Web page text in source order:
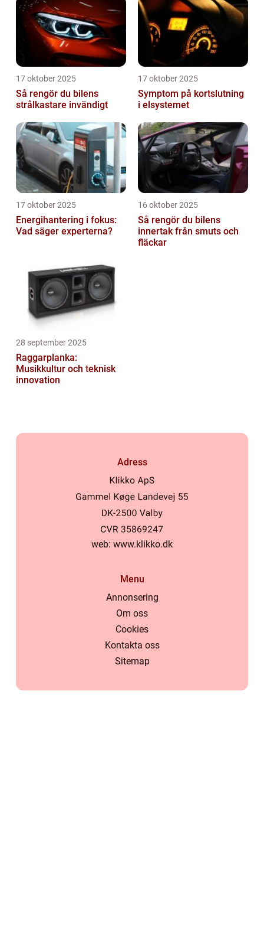
17 oktober 2025
Så rengör du bilens
strålkastare invändigt
17 oktober 2025
Symptom på kortslutning
i elsystemet
17 oktober 2025
Energihantering i fokus:
Vad säger experterna?
16 oktober 2025
Så rengör du bilens
innertak från smuts och
fläckar
28 september 2025
Raggarplanka:
Musikkultur och teknisk
innovation
Adress
web: www.klikko.dk
Menu
Annonsering
Om oss
Cookies
Kontakta oss
Sitemap